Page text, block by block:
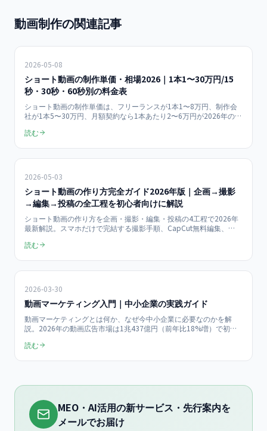
動画制作の関連記事
2026-05-08
ショート動画の制作単価・相場2026｜1本1〜30万円/15
秒・30秒・60秒別の料金表
ショート動画の制作単価は、フリーランスが1本1〜8万円、制作会
社が1本5〜30万円、月額契約なら1本あたり2〜6万円が2026年の目
TikTok/Instagram Reels/YouTube Shortsの媒体別に料金内訳を一覧
読む
2026-05-03
ショート動画の作り方完全ガイド2026年版｜企画→撮影
→編集→投稿の全工程を初心者向けに解説
ショート動画の作り方を企画・撮影・編集・投稿の4工程で2026年
最新解説。スマホだけで完結する撮影手順、CapCut無料編集、
コツを初心者向けにまとめます。
読む
2026-03-30
動画マーケティング入門｜中小企業の実践ガイド
動画マーケティングとは何か、なぜ今中小企業に必要なのかを解
説。2026年の動画広告市場は1兆437億円（前年比18%増）で初の1
の成功パターン、ROI計算方法、当社50社以上の支援データに基づ
読む
MEO・AI活用の新サービス・先行案内を
メールでお届け